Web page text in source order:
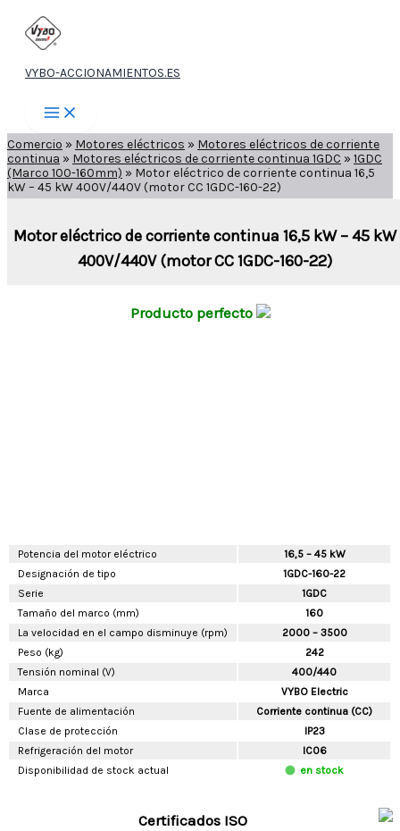
contenido
VYBO-ACCIONAMIENTOS.ES
Comercio » Motores eléctricos » Motores eléctricos de corriente
continua » Motores eléctricos de corriente continua 1GDC » 1GDC
(Marco 100-160mm) » Motor eléctrico de corriente continua 16,5
kW – 45 kW 400V/440V (motor CC 1GDC-160-22)
Motor eléctrico de corriente continua 16,5 kW – 45 kW
400V/440V (motor CC 1GDC-160-22)
Producto perfecto
Potencia del motor eléctrico
16,5 – 45 kW
Designación de tipo
1GDC-160-22
Serie
1GDC
Tamaño del marco (mm)
160
La velocidad en el campo disminuye (rpm)
2000 – 3500
Peso (kg)
242
Tensión nominal (V)
400/440
Marca
VYBO Electric
Fuente de alimentación
Corriente continua (CC)
Clase de protección
IP23
Refrigeración del motor
IC06
Disponibilidad de stock actual
en stock
Certificados ISO